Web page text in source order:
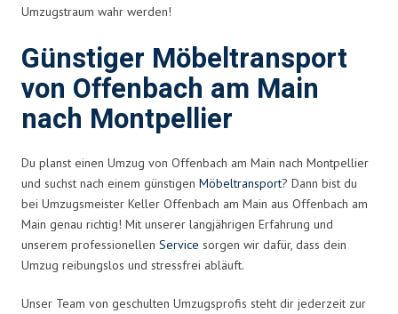
Umzugstraum wahr werden!
Günstiger Möbeltransport
von Offenbach am Main
nach Montpellier
Du planst einen Umzug von Offenbach am Main nach Montpellier
und suchst nach einem günstigen Möbeltransport? Dann bist du
bei Umzugsmeister Keller Offenbach am Main aus Offenbach am
Main genau richtig! Mit unserer langjährigen Erfahrung und
unserem professionellen Service sorgen wir dafür, dass dein
Umzug reibungslos und stressfrei abläuft.
Unser Team von geschulten Umzugsprofis steht dir jederzeit zur